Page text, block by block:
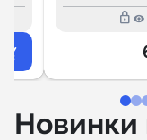
lock_outline
Новинки